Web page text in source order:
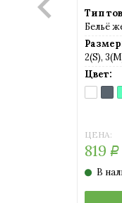
Тип
Бельё
2(S),
Цвет:
BIANCO
(белый)
ЦЕНА:
819 Р
В